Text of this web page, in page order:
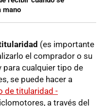
mano
(es importante
el comprador o su
para cualquier tipo de
se puede hacer a
de titularidad -
a través del